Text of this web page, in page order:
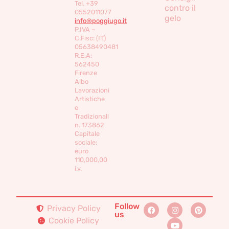
Tel. +39
0552011077
info@poggiugo.it
P.IVA –
C.Fisc: (IT)
05638490481
R.E.A:
562450
Firenze
Albo
Lavorazioni
Artistiche
e
Tradizionali
n. 173862
Capitale
sociale:
euro
110,000,00
i.v.
contro il
gelo
Privacy Policy
Cookie Policy
Follow
us